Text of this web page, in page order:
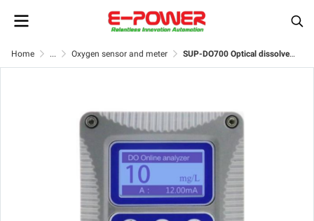
Home ... Oxygen sensor and meter SUP-DO700 Optical dissolved oxygen meter